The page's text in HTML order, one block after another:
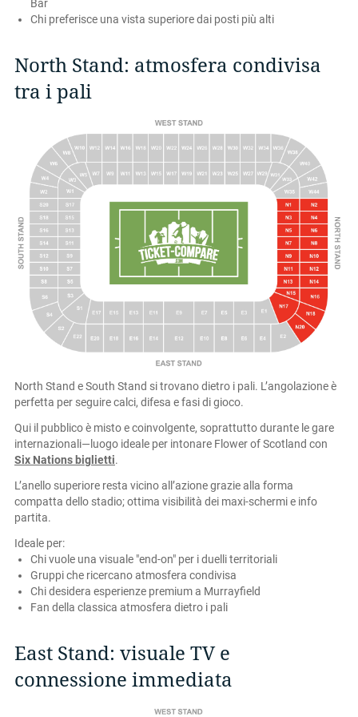
Bar
Chi preferisce una vista superiore dai posti più alti
North Stand: atmosfera condivisa
tra i pali
North Stand e South Stand si trovano dietro i pali. L’angolazione è
perfetta per seguire calci, difesa e fasi di gioco.
Qui il pubblico è misto e coinvolgente, soprattutto durante le gare
internazionali—luogo ideale per intonare Flower of Scotland con
Six Nations biglietti.
L’anello superiore resta vicino all’azione grazie alla forma
compatta dello stadio; ottima visibilità dei maxi-schermi e info
partita.
Ideale per:
Chi vuole una visuale "end-on" per i duelli territoriali
Gruppi che ricercano atmosfera condivisa
Chi desidera esperienze premium a Murrayfield
Fan della classica atmosfera dietro i pali
East Stand: visuale TV e
connessione immediata